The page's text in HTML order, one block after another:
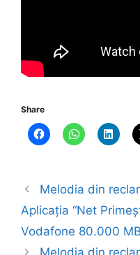
Share
Melodia din
Aplicația “Net
Vodafone 80.000
Melodia din